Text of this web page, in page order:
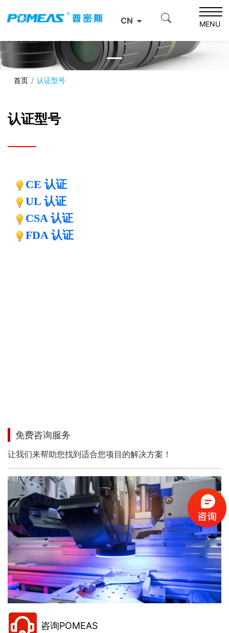
CN MENU
首页 认证型号
认证型号
CE 认证
UL 认证
CSA 认证
FDA 认证
免费咨询服务
让我们来帮助您找到适合您项目的解决方案！
咨询POMEAS